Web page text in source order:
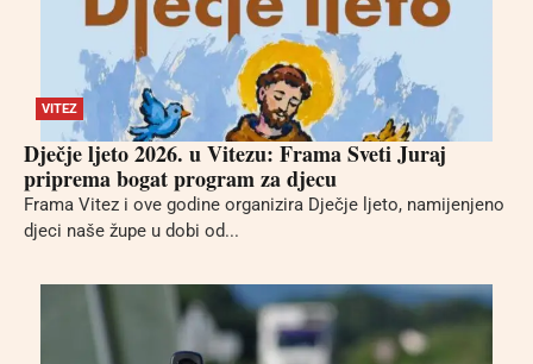
VITEZ
Dječje ljeto 2026. u Vitezu: Frama Sveti Juraj
priprema bogat program za djecu
Frama Vitez i ove godine organizira Dječje ljeto, namijenjeno
djeci naše župe u dobi od...